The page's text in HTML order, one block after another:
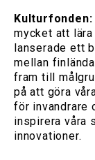
Kulturfonden:
mycket att
lanserade ett
mellan
fram till
på att göra
för invandrare
inspirera våra
innovationer.